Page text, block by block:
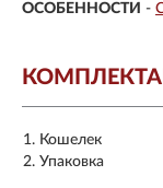
ОСОБЕННОСТИ -
Кошелек
Упаковка